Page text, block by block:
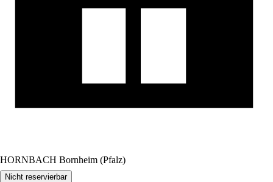
HORNBACH Bornheim (Pfalz)
Nicht reservierbar